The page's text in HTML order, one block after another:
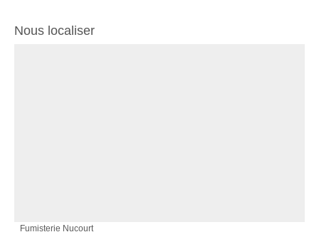
Nous localiser
Fumisterie Nucourt